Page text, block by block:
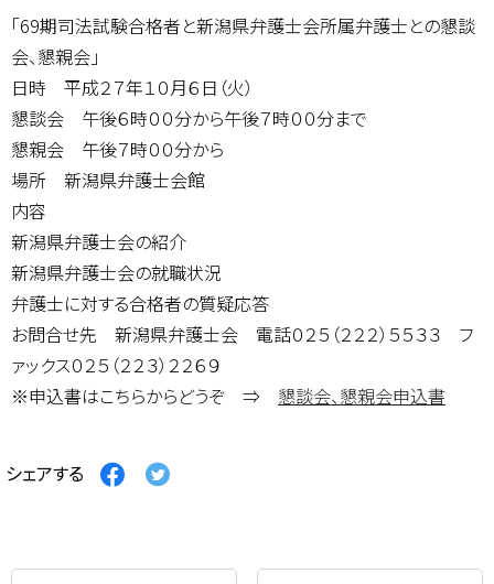
「69期司法試験合格者と新潟県弁護士会所属弁護士との懇談
会、懇親会」
日時 平成２７年１０月６日（火）
懇談会 午後６時００分から午後７時００分まで
懇親会 午後７時００分から
場所 新潟県弁護士会館
内容
新潟県弁護士会の紹介
新潟県弁護士会の就職状況
弁護士に対する合格者の質疑応答
お問合せ先 新潟県弁護士会 電話０２５（２２２）５５３３ フ
ァックス０２５（２２３）２２６９
※申込書はこちらからどうぞ ⇒ 懇談会、懇親会申込書
シェアする Facebook
す
Twitter
す